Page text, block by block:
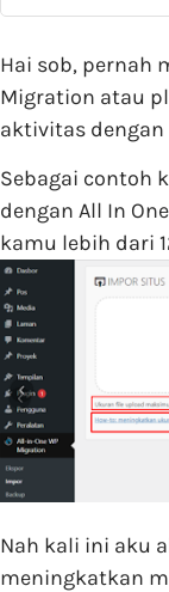
Hai sob, pernah
Migration atau
aktivitas dengan
Sebagai contoh
dengan All In
kamu lebih dari
Nah kali ini aku
meningkatkan